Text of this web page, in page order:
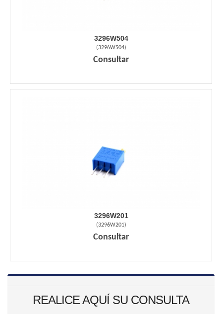
3296W504
(3296W504)
Consultar
3296W201
(3296W201)
Consultar
REALICE AQUÍ SU CONSULTA